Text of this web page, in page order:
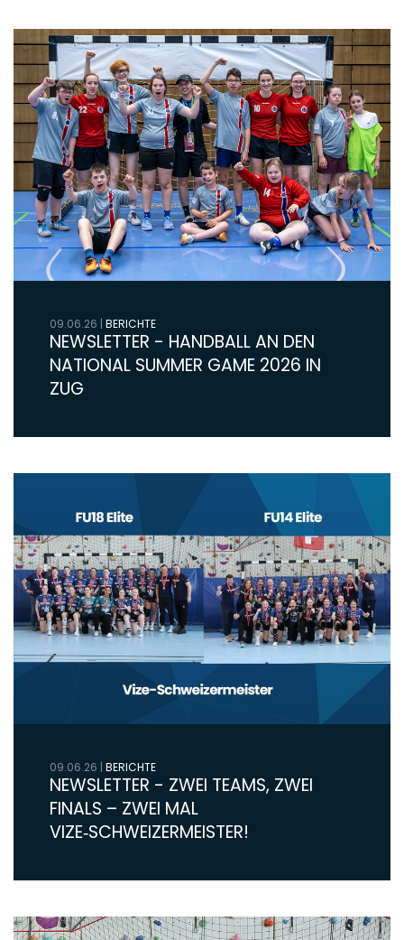
09.06.26 | BERICHTE
NEWSLETTER - HANDBALL AN DEN
NATIONAL SUMMER GAME 2026 IN
ZUG
09.06.26 BERICHTE
NEWSLETTER - ZWEI TEAMS, ZWEI
FINALS – ZWEI MAL
VIZE‑SCHWEIZERMEISTER!